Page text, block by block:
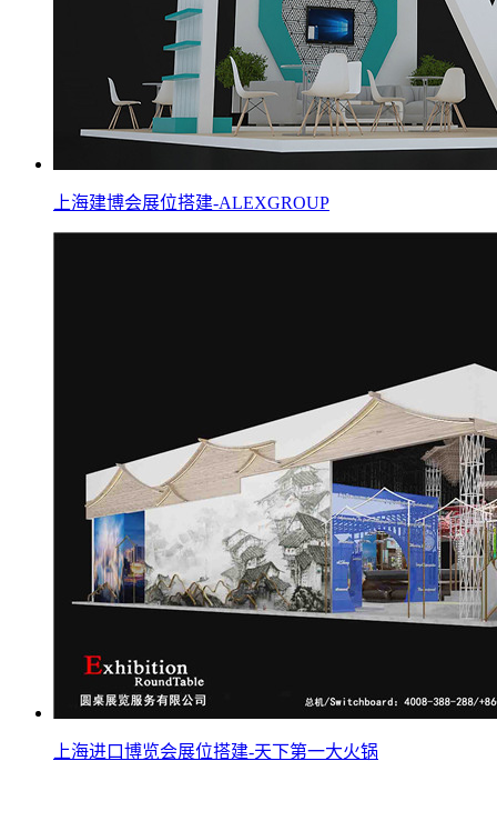
上海建博会展位搭建-ALEXGROUP
上海进口博览会展位搭建-天下第一大火锅